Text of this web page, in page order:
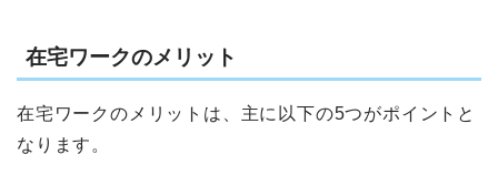
在宅ワークのメリット
在宅ワークのメリットは、主に以下の5つがポイントと
なります。